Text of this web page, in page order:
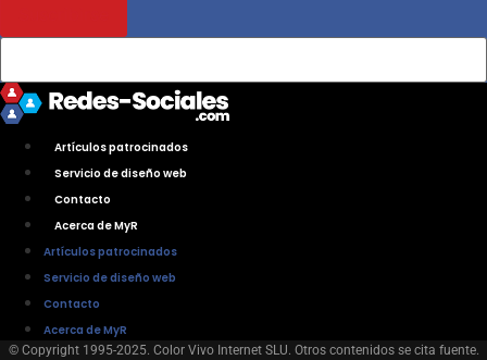
Artículos patrocinados
Servicio de diseño web
Contacto
Acerca de MyR
Artículos patrocinados
Servicio de diseño web
Contacto
Acerca de MyR
© Copyright 1995-2025. Color Vivo Internet SLU. Otros contenidos se cita fuente.